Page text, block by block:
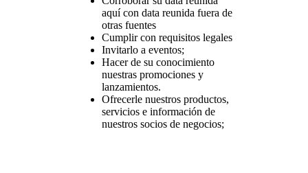
aquí con data reunida fuera de
otras fuentes
Cumplir con requisitos legales
Invitarlo a eventos;
Hacer de su conocimiento
nuestras promociones y
lanzamientos.
Ofrecerle nuestros productos,
servicios e información de
nuestros socios de negocios;